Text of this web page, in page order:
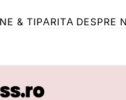
& TIPĂRITĂ DESPRE